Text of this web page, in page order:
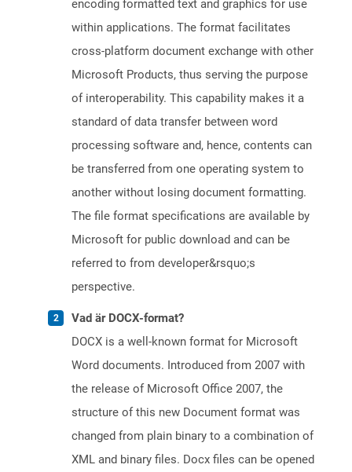
encoding formatted text and graphics for use
within applications. The format facilitates
cross-platform document exchange with other
Microsoft Products, thus serving the purpose
of interoperability. This capability makes it a
standard of data transfer between word
processing software and, hence, contents can
be transferred from one operating system to
another without losing document formatting.
The file format specifications are available by
Microsoft for public download and can be
referred to from developer&rsquo;s
perspective.
Vad är DOCX-format?
DOCX is a well-known format for Microsoft
Word documents. Introduced from 2007 with
the release of Microsoft Office 2007, the
structure of this new Document format was
changed from plain binary to a combination of
XML and binary files. Docx files can be opened